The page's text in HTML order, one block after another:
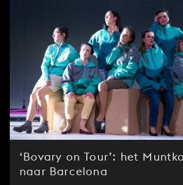
UW
BEZOEK
JONG
PUBLIEK
MUNT
‘Bovary on Tour’: het
naar Barcelona